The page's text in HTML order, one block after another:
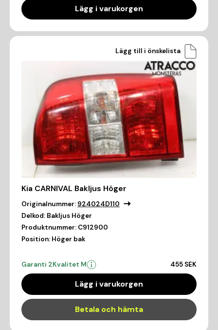
Lägg i varukorgen
Lägg till i önskelista
Kia CARNIVAL Bakljus Höger
Originalnummer: 924024D110
Delkod: Bakljus Höger
Produktnummer: C912900
Position: Höger bak
Garanti 2Kvalitet M 455 SEK
Lägg i varukorgen
Betala och hämta